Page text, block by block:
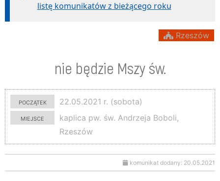
listę komunikatów z bieżącego roku
Rzeszów
nie będzie Mszy św.
początek
22.05.2021 r. (sobota)
miejsce
kaplica pw. św. Andrzeja Boboli,
Rzeszów
komunikat dodany: 20.05.2021